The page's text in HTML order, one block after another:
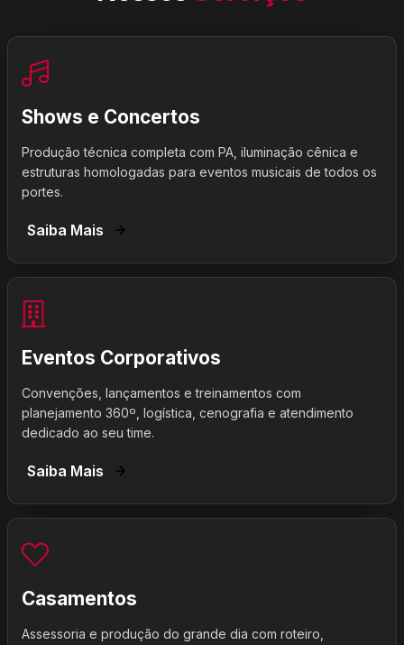
Shows e Concertos
Produção técnica completa com PA, iluminação cênica e
estruturas homologadas para eventos musicais de todos os
portes.
Saiba Mais
Eventos Corporativos
Convenções, lançamentos e treinamentos com
planejamento 360º, logística, cenografia e atendimento
dedicado ao seu time.
Saiba Mais
Casamentos
Assessoria e produção do grande dia com roteiro,